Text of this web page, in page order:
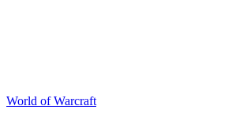
World of Warcraft